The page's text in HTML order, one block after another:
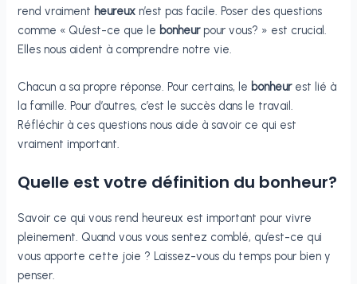
rend vraiment heureux n’est pas facile. Poser des questions
comme « Qu’est-ce que le bonheurpour vous? » est crucial.
Elles nous aident à comprendre notre vie.
Chacun a sa propre réponse. Pour certains, le bonheurest lié à
la famille. Pour d’autres, c’est le succès dans le travail.
Réfléchir à ces questions nous aide à savoir ce qui est
vraiment important.
Quelle est votre définition du bonheur?
Savoir ce qui vous rend heureux est important pour vivre
pleinement. Quand vous vous sentez comblé, qu’est-ce qui
vous apporte cette joie ? Laissez-vous du temps pour bien y
penser.